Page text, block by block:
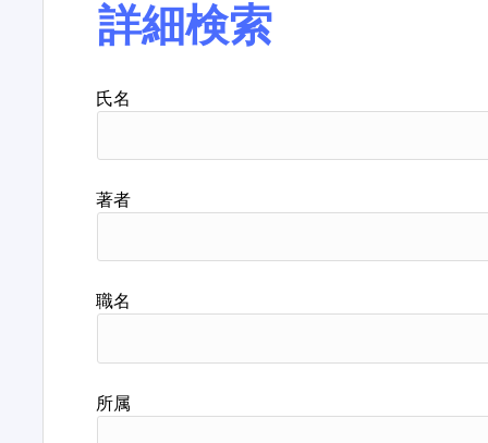
詳細検索
氏名
著者
職名
所属